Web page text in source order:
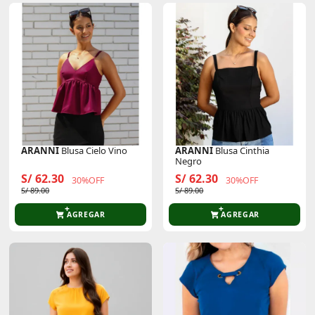
ARANNI Blusa Cielo Vino
S/ 62.30 30%OFF
S/ 89.00
AGREGAR
ARANNI Blusa Cinthia
Negro
S/ 62.30 30%OFF
S/ 89.00
AGREGAR